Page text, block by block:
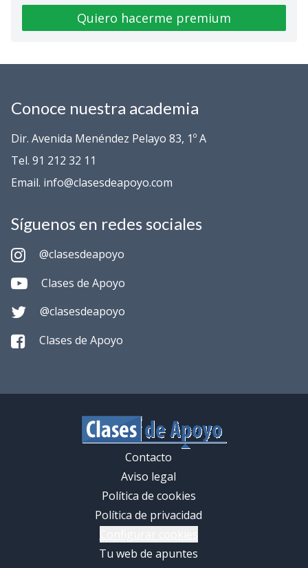
Quiero hacerme premium
Conoce nuestra academia
Dir. Avenida Menéndez Pelayo 83, 1º A
Tel. 91 212 32 11
Email. info@clasesdeapoyo.com
Síguenos en redes sociales
@clasesdeapoyo
Clases de Apoyo
@clasesdeapoyo
Clases de Apoyo
Contacto
Aviso legal
Política de cookies
Política de privacidad
Tu web de apuntes